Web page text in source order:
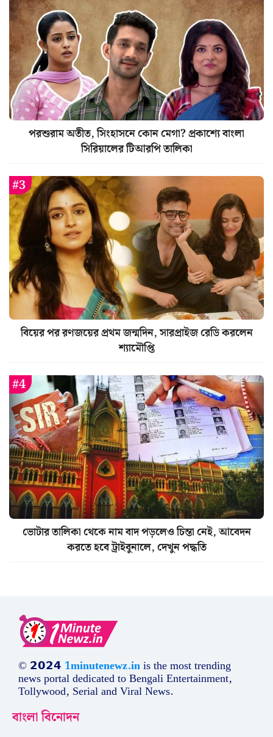
পরশুরাম অতীত, সিংহাসনে কোন মেগা? প্রকাশ্যে বাংলা
সিরিয়ালের টিআরপি তালিকা
বিয়ের পর রণজয়ের প্রথম জন্মদিন, সারপ্রাইজ রেডি করলেন
শ্যামৌপ্তি
ভোটার তালিকা থেকে নাম বাদ পড়লেও চিন্তা নেই, আবেদন
করতে হবে ট্রাইবুনালে, দেখুন পদ্ধতি
© 𝟮𝟬𝟮𝟰 1minutenewz.inis the most trending
news portal dedicated to Bengali Entertainment,
Tollywood, Serial and Viral News.
বাংলা বিনোদন